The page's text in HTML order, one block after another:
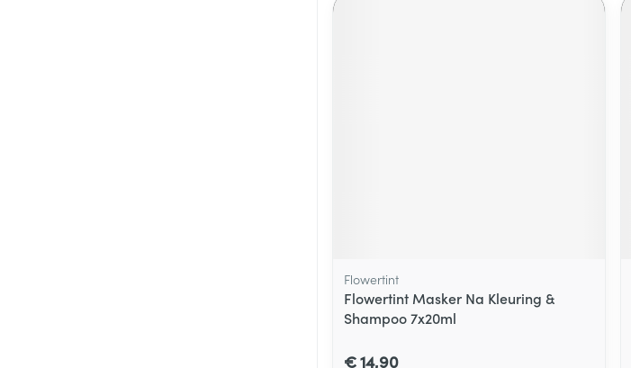
Flowertint
Flowertint Masker Na Kleuring &
Shampoo 7x20ml
€ 14,90